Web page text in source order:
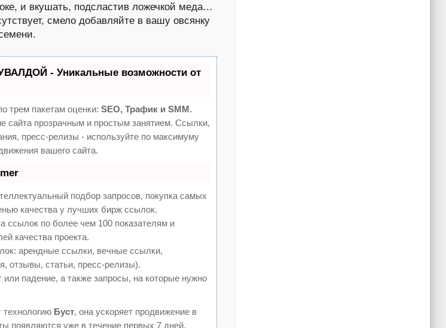
и вкушать, подсластив ложечкой меда…
смело добавляйте в вашу овсянку
- Уникальные возможности от
трем пакетам оценки:SEO, Трафик и SMM.
сайта прозрачным и простым занятием. Ссылки,
пресс-релизы - используйте по максимуму
вашего сайта.
подбор запросов, покупка самых
качества у лучших бирж ссылок.
ссылок по более чем 100 показателям и
качества проекта.
арендные ссылки, вечные ссылки,
отзывы, статьи, пресс-релизы).
падение, а также запросы, на которые нужно
Буст, она ускоряет продвижение в
появляются уже в течение первых 7 дней.